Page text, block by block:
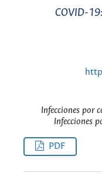
COVID-
Infecciones por
Infecciones
PDF